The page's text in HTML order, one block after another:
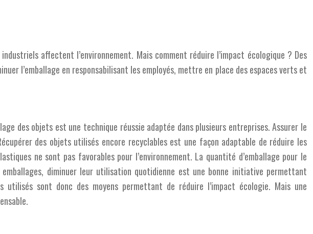
affectent l’environnement. Mais comment réduire l’impact écologique ? Des
l’emballage en responsabilisant les employés, mettre en place des espaces verts et
des objets est une technique réussie adaptée dans plusieurs entreprises. Assurer le
des objets utilisés encore recyclables est une façon adaptable de réduire les
ne sont pas favorables pour l’environnement. La quantité d’emballage pour le
diminuer leur utilisation quotidienne est une bonne initiative permettant
sont donc des moyens permettant de réduire l’impact écologie. Mais une